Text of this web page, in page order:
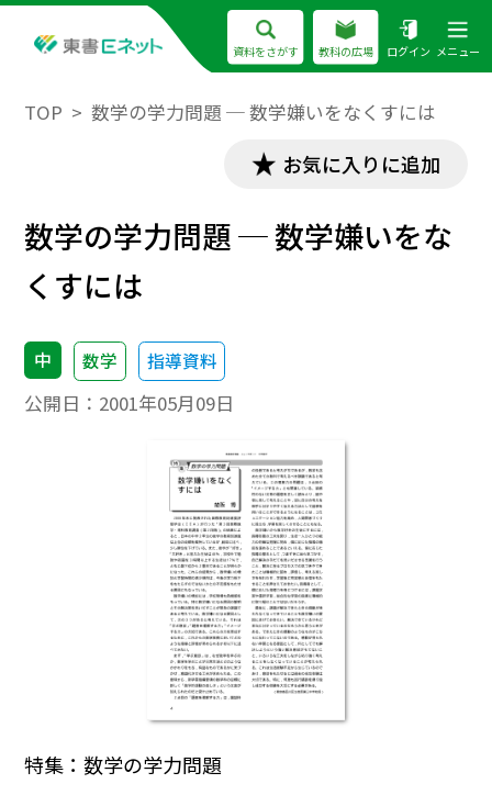
資料をさがす 教科の広場 ログイン メニュー
TOP 数学の学力問題 ─ 数学嫌いをなくすには
お気に入りに追加
数学の学力問題 ─ 数学嫌いをな
くすには
中 数学 指導資料
公開日： 2001年05月09日
特集：数学の学力問題